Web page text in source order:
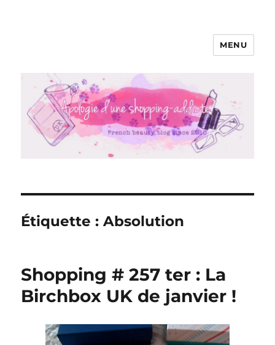
Apologie d'une Shopping-addicte
MENU
Étiquette :Absolution
Shopping # 257 ter : La
Birchbox UK de janvier !